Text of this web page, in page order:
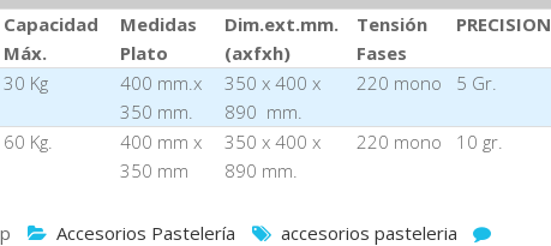
Capacidad
Máx.
Medidas
Plato
Dim.ext.mm.
(axfxh)
Tensión
Fases
PRECISION
30 Kg
400 mm.x
350 mm.
350 x 400 x
890 mm.
220 mono 5 Gr.
60 Kg.
400 mm x
350 mm
350 x 400 x
890 mm.
220 mono 10 gr.
Accesorios Pastelería
accesorios pasteleria